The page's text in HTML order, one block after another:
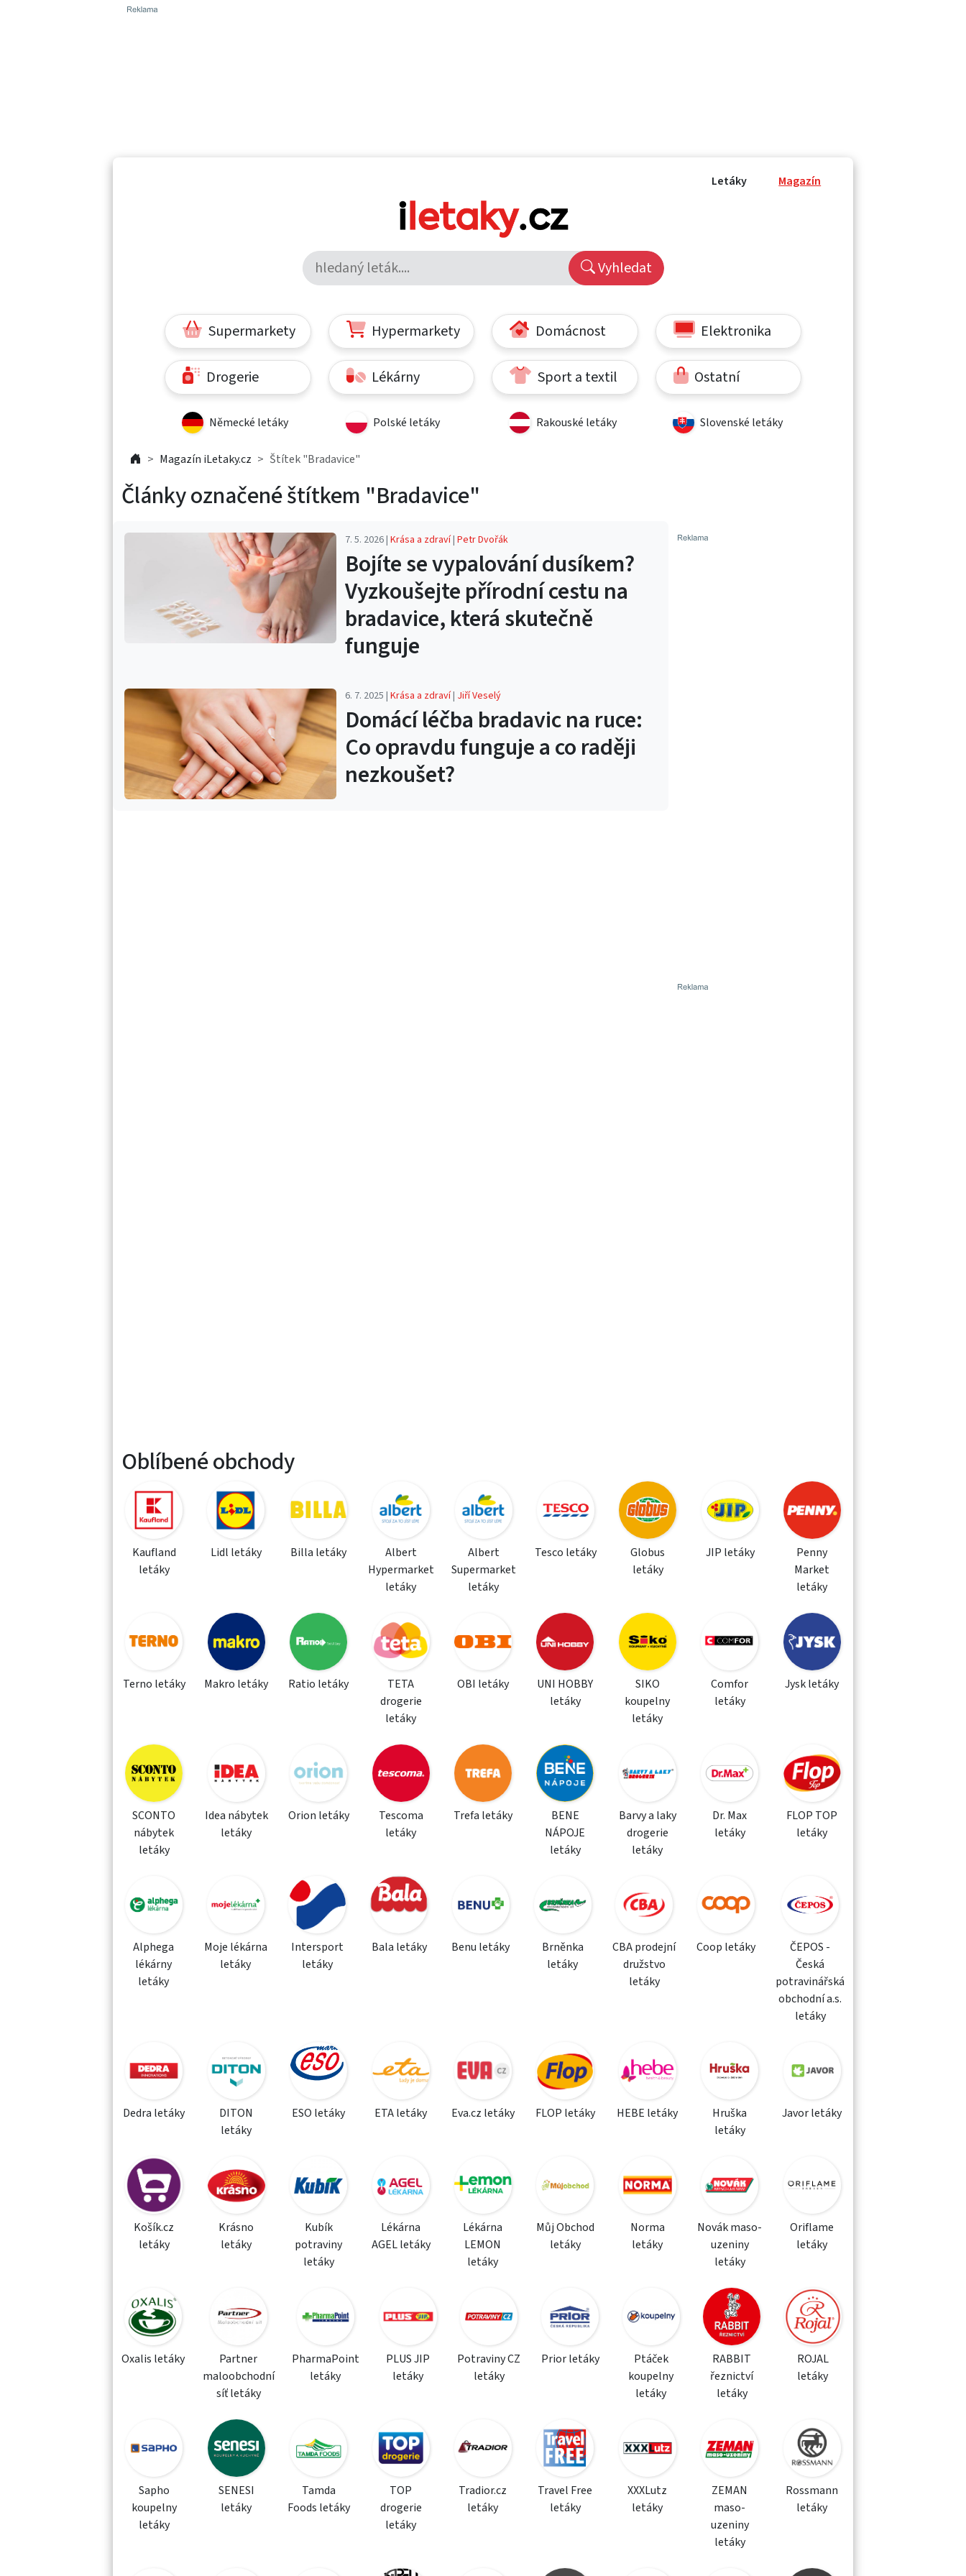
Letáky Magazín
Vyhledat
Supermarkety Hypermarkety Domácnost Elektronika
Drogerie Lékárny Sport a textil Ostatní
Německé letáky Polské letáky Rakouské letáky Slovenské letáky
Magazín iLetaky.cz Štítek "Bradavice"
Články označené štítkem "Bradavice"
7. 5. 2026 | Krása a zdraví| Petr Dvořák
Bojíte se vypalování dusíkem?
Vyzkoušejte přírodní cestu na
bradavice, která skutečně
funguje
6. 7. 2025 | Krása a zdraví| Jiří Veselý
Domácí léčba bradavic na ruce:
Co opravdu funguje a co raději
nezkoušet?
Oblíbené obchody
Kaufland
letáky
Lidl letáky Billa letáky
Albert
Hypermarket
letáky
Albert
Supermarket
letáky
Tesco letáky
Globus
letáky
JIP letáky
Penny
Market
letáky
Terno letáky Makro letáky Ratio letáky
TETA
drogerie
letáky
OBI letáky
UNI HOBBY
letáky
SIKO
koupelny
letáky
Comfor
letáky
Jysk letáky
SCONTO
nábytek
letáky
Idea nábytek
letáky
Orion letáky
Tescoma
letáky
Trefa letáky
BENE
NÁPOJE
letáky
Barvy a laky
drogerie
letáky
Dr. Max
letáky
FLOP TOP
letáky
Alphega
lékárny
letáky
Moje lékárna
letáky
Intersport
letáky
Bala letáky Benu letáky
Brněnka
letáky
CBA prodejní
družstvo
letáky
Coop letáky
ČEPOS -
Česká
potravinářská
obchodní a.s.
letáky
Dedra letáky
DITON
letáky
ESO letáky ETA letáky Eva.cz letáky FLOP letáky HEBE letáky
Hruška
letáky
Javor letáky
Košík.cz
letáky
Krásno
letáky
Kubík
potraviny
letáky
Lékárna
AGEL letáky
Lékárna
LEMON
letáky
Můj Obchod
letáky
Norma
letáky
Novák maso-
uzeniny
letáky
Oriflame
letáky
Oxalis letáky
Partner
maloobchodní
síť letáky
PharmaPoint
letáky
PLUS JIP
letáky
Potraviny CZ
letáky
Prior letáky
Ptáček
koupelny
letáky
RABBIT
řeznictví
letáky
ROJAL
letáky
Sapho
koupelny
letáky
SENESI
letáky
Tamda
Foods letáky
TOP
drogerie
letáky
Tradior.cz
letáky
Travel Free
letáky
XXXLutz
letáky
ZEMAN
maso-
uzeniny
letáky
Rossmann
letáky